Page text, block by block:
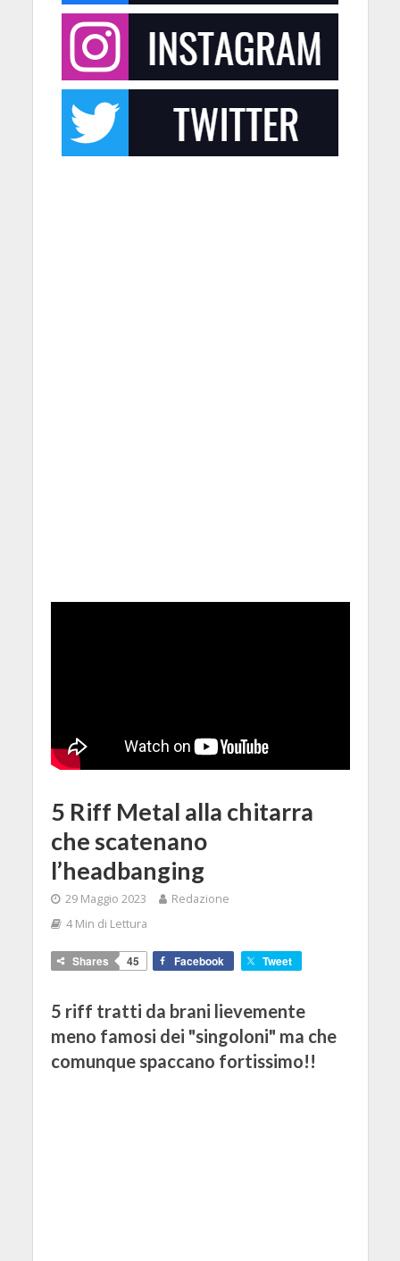
5 Riff Metal alla chitarra
che scatenano
l’headbanging
29 Maggio 2023
Redazione
4 Min di Lettura
Shares 45 Facebook Tweet
5 riff tratti da brani lievemente
meno famosi dei "singoloni" ma che
comunque spaccano fortissimo!!